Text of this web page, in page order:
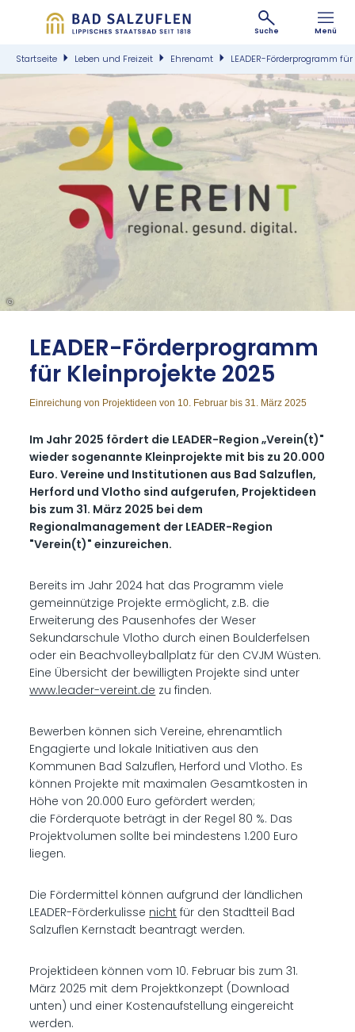
Suche Menü
Startseite Leben und Freizeit Ehrenamt LEADER-Förderprogramm
©
LEA­DER-För­der­pro­gramm
für Klein­pro­jek­te 2025
Einreichung von Projektideen von 10. Februar bis 31. März 2025
Im Jahr 2025 fördert die LEADER-Region „Verein(t)"
wieder sogenannte Kleinprojekte mit bis zu 20.000
Euro. Vereine und Institutionen aus Bad Salzuflen,
Herford und Vlotho sind aufgerufen, Projektideen
bis zum 31. März 2025 bei dem
Regionalmanagement der LEADER-Region
"Verein(t)" einzureichen.
Bereits im Jahr 2024 hat das Programm viele
gemeinnützige Projekte ermöglicht, z.B. die
Erweiterung des Pausenhofes der Weser
Sekundarschule Vlotho durch einen Boulderfelsen
oder ein Beachvolleyballplatz für den CVJM Wüsten.
Eine Übersicht der bewilligten Projekte sind unter
www.leader-vereint.de zu finden.
Bewerben können sich Vereine, ehrenamtlich
Engagierte und lokale Initiativen aus den
Kommunen Bad Salzuflen, Herford und Vlotho. Es
können Projekte mit maximalen Gesamtkosten in
Höhe von 20.000 Euro gefördert werden;
die Förderquote beträgt in der Regel 80 %. Das
Projektvolumen sollte bei mindestens 1.200 Euro
liegen.
Die Fördermittel können aufgrund der ländlichen
LEADER-Förderkulisse nicht für den Stadtteil Bad
Salzuflen Kernstadt beantragt werden.
Projektideen können vom 10. Februar bis zum 31.
März 2025 mit dem Projektkonzept (Download
unten) und einer Kostenaufstellung eingereicht
werden.